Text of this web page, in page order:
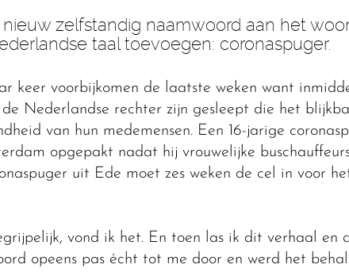
zelfstandig naamwoord aan het
taal toevoegen: coronaspuger.
keer voorbijkomen de laatste weken want
Nederlandse rechter zijn gesleept die het
van hun medemensen. Een 16-jarige
opgepakt nadat hij vrouwelijke
uit Ede moet zes weken de cel in voor
vond ik het. En toen las ik dit verhaal en
opeens pas écht tot me door en werd het